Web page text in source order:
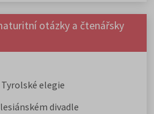
otázky a čtenářsky
elegie
divadle